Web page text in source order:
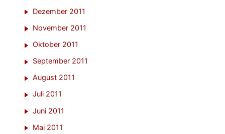
Dezember 2011
November 2011
Oktober 2011
September 2011
August 2011
Juli 2011
Juni 2011
Mai 2011